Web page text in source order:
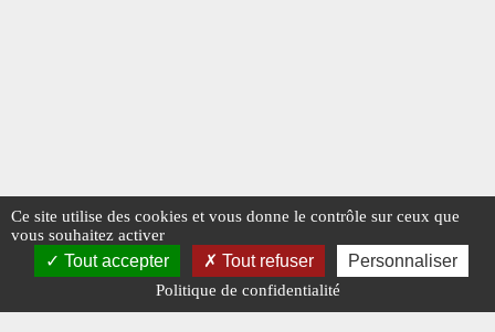
Ce site utilise des cookies et vous donne le contrôle sur ceux que
vous souhaitez activer
Tout accepter Tout refuser Personnaliser
Politique de confidentialité